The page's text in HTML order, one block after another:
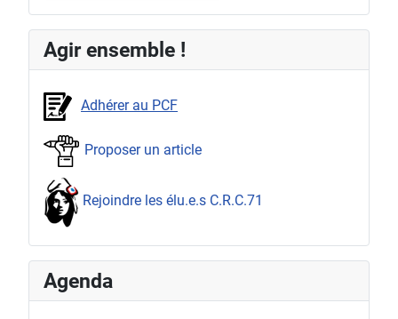
Agir ensemble !
Adhérer au PCF
Proposer un article
Rejoindre les élu.e.s C.R.C.71
Agenda